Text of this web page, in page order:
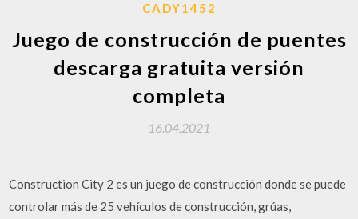
CADY1452
Juego de construcción de puentes
descarga gratuita versión
completa
16.04.2021
Construction City 2 es un juego de construcción donde se puede
controlar más de 25 vehículos de construcción, grúas,